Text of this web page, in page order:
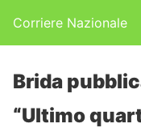
Corriere Nazionale
Brida
“Ultimo